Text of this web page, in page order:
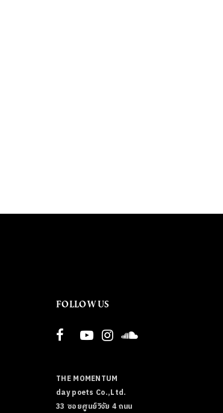
FOLLOW US
THE MOMENTUM
day poets Co.,Ltd.
33 ซอยศูนย์วิจัย 4 ถนน